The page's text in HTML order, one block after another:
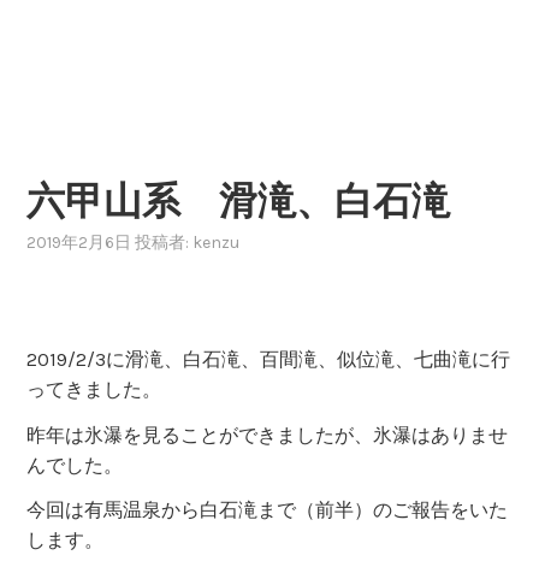
六甲山系 滑滝、白石滝
2019年2月6日 投稿者: kenzu
2019/2/3に滑滝、白石滝、百間滝、似位滝、七曲滝に行
ってきました。
昨年は氷瀑を見ることができましたが、氷瀑はありませ
んでした。
今回は有馬温泉から白石滝まで（前半）のご報告をいた
します。